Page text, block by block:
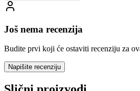
Još nema recenzija
Budite prvi koji će ostaviti recenziju za
Napišite recenziju